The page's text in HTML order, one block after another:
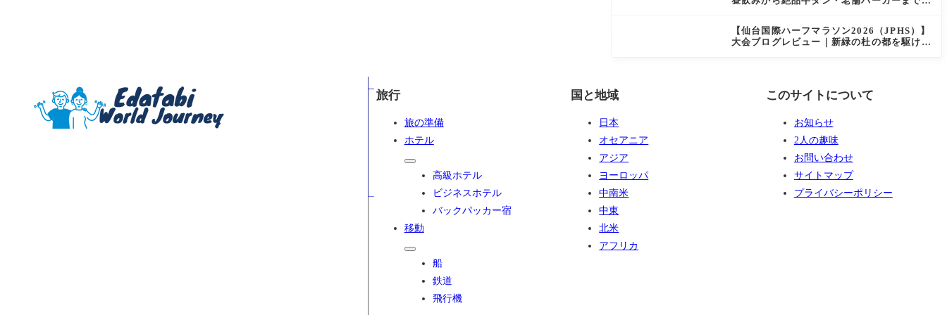
【仙台国際ハーフマラソン2026（JPHS）】
大会ブログレビュー｜新緑の杜の都を駆け抜
旅行
旅の準備
ホテル
高級ホテル
ビジネスホテル
バックパッカー宿
移動
船
鉄道
飛行機
国と地域
日本
オセアニア
アジア
ヨーロッパ
中南米
中東
北米
アフリカ
このサイトについて
お知らせ
2人の趣味
お問い合わせ
サイトマップ
プライバシーポリシー